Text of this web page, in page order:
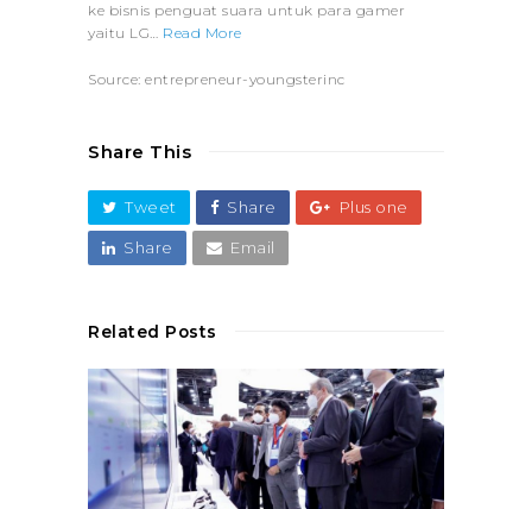
ke bisnis penguat suara untuk para gamer
yaitu LG… Read More
Source: entrepreneur-youngsterinc
Share This
Tweet Share Plus one
Share Email
Related Posts